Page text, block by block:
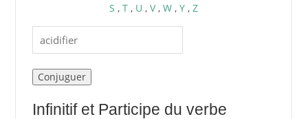
S , T , U , V, W , Y , Z
Infinitif et Participe du verbe